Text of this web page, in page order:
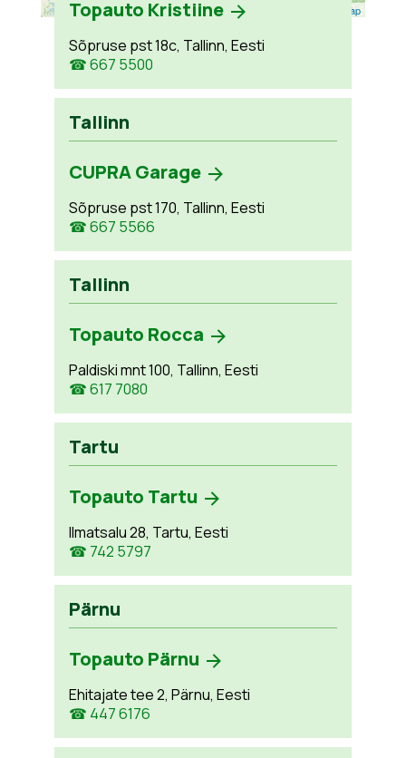
Leaflet OpenStreetMap
Topauto Kristiine
Sõpruse pst 18c, Tallinn, Eesti
☎ 667 5500
Tallinn
CUPRA Garage
Sõpruse pst 170, Tallinn, Eesti
☎ 667 5566
Tallinn
Topauto Rocca
Paldiski mnt 100, Tallinn, Eesti
☎ 617 7080
Tartu
Topauto Tartu
Ilmatsalu 28, Tartu, Eesti
☎ 742 5797
Pärnu
Topauto Pärnu
Ehitajate tee 2, Pärnu, Eesti
☎ 447 6176